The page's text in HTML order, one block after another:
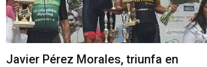
Javier Pérez Morales, triunfa en